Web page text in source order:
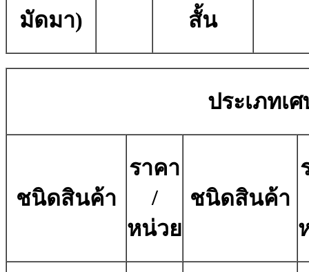
มัดมา)
สั้น
ประเภทเ
ชนิดสินค้า
ราคา
/
หน่วย
ชนิดสินค้า